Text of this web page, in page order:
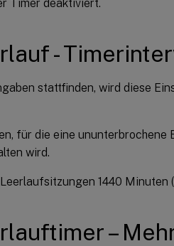
Timer deaktiviert.
-
stattfinden, wird diese
für die eine
wird.
1440 Minuten
–